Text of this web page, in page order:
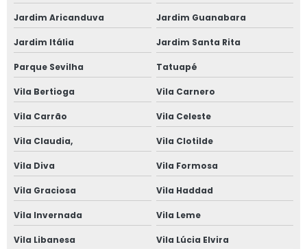
Jardim Aricanduva Jardim Guanabara
Jardim Itália Jardim Santa Rita
Parque Sevilha Tatuapé
Vila Bertioga Vila Carnero
Vila Carrão Vila Celeste
Vila Claudia, Vila Clotilde
Vila Diva Vila Formosa
Vila Graciosa Vila Haddad
Vila Invernada Vila Leme
Vila Libanesa Vila Lúcia Elvira